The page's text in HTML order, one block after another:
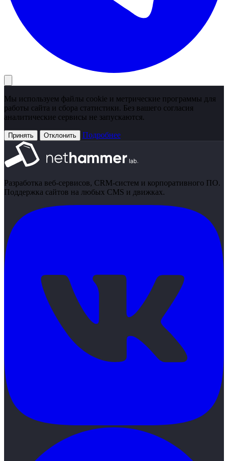
Мы используем файлы cookie и метрические программы для
работы сайта и сбора статистики. Без вашего согласия
аналитические сервисы не запускаются.
Принять Отклонить Подробнее
Разработка веб-сервисов, CRM-систем и корпоративного ПО.
Поддержка сайтов на любых CMS и движках.